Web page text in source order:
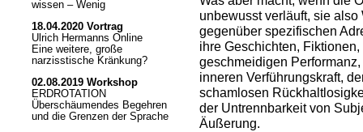
wissen – Wenig
18.04.2020 Vortrag
Ulrich Hermanns Online
Eine weitere, große
narzisstische Kränkung?
02.08.2019 Workshop
ERDROTATION
Überschäumendes Begehren
und die Grenzen der Sprache
unbewusst verläuft, sie
gegenüber spezifischen
ihre Geschichten,
geschmeidigen
inneren Verführungskraft,
schamlosen
der Untrennbarkeit von
Äußerung.